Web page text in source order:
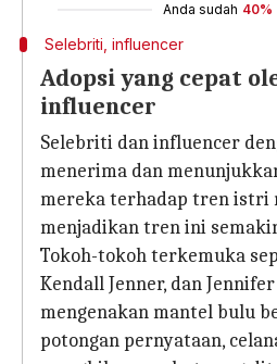
Anda sudah 40%
Selebriti, influencer
Adopsi yang cepat
influencer
Selebriti dan influencer
menerima dan
mereka terhadap tren istri
menjadikan tren ini
Tokoh-tokoh terkemuka
Kendall Jenner, dan
mengenakan mantel bulu
potongan pernyataan,